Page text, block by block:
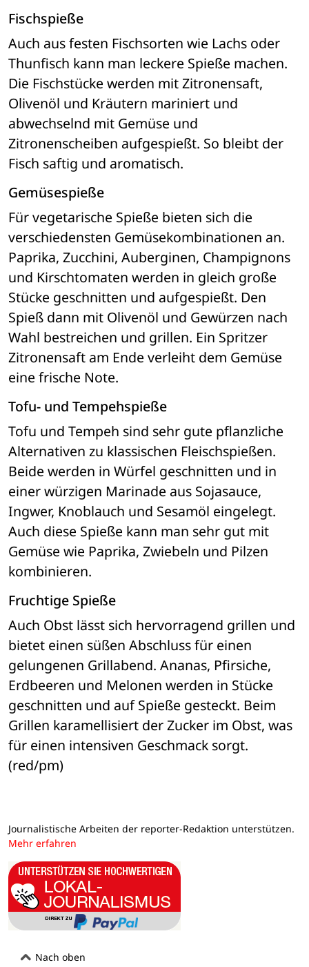
Fischspieße
Auch aus festen Fischsorten wie Lachs oder
Thunfisch kann man leckere Spieße machen.
Die Fischstücke werden mit Zitronensaft,
Olivenöl und Kräutern mariniert und
abwechselnd mit Gemüse und
Zitronenscheiben aufgespießt. So bleibt der
Fisch saftig und aromatisch.
Gemüsespieße
Für vegetarische Spieße bieten sich die
verschiedensten Gemüsekombinationen an.
Paprika, Zucchini, Auberginen, Champignons
und Kirschtomaten werden in gleich große
Stücke geschnitten und aufgespießt. Den
Spieß dann mit Olivenöl und Gewürzen nach
Wahl bestreichen und grillen. Ein Spritzer
Zitronensaft am Ende verleiht dem Gemüse
eine frische Note.
Tofu- und Tempehspieße
Tofu und Tempeh sind sehr gute pflanzliche
Alternativen zu klassischen Fleischspießen.
Beide werden in Würfel geschnitten und in
einer würzigen Marinade aus Sojasauce,
Ingwer, Knoblauch und Sesamöl eingelegt.
Auch diese Spieße kann man sehr gut mit
Gemüse wie Paprika, Zwiebeln und Pilzen
kombinieren.
Fruchtige Spieße
Auch Obst lässt sich hervorragend grillen und
bietet einen süßen Abschluss für einen
gelungenen Grillabend. Ananas, Pfirsiche,
Erdbeeren und Melonen werden in Stücke
geschnitten und auf Spieße gesteckt. Beim
Grillen karamellisiert der Zucker im Obst, was
für einen intensiven Geschmack sorgt.
(red/pm)
Journalistische Arbeiten der reporter-Redaktion unterstützen.
Mehr erfahren
Nach oben